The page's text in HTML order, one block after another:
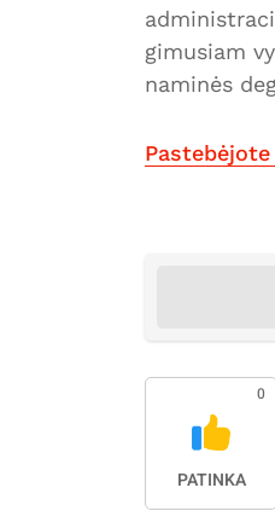
gimusiam
naminės
0
PATINKA